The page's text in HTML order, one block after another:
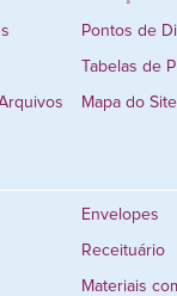
Pontos de
Tabelas de
Mapa do Site
Envelopes
Receituário
Materiais